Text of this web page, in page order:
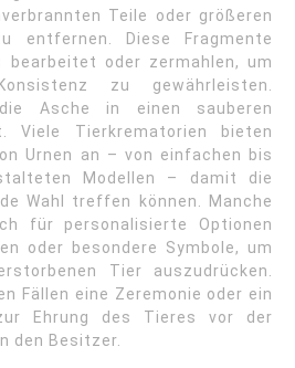
Teile oder größeren
entfernen. Diese Fragmente
oder zermahlen, um
zu gewährleisten.
Asche in einen sauberen
Viele Tierkrematorien bieten
Urnen an – von einfachen bis
Modellen – damit die
Wahl treffen können. Manche
für personalisierte Optionen
oder besondere Symbole, um
Tier auszudrücken.
Fällen eine Zeremonie oder ein
Ehrung des Tieres vor der
den Besitzer.